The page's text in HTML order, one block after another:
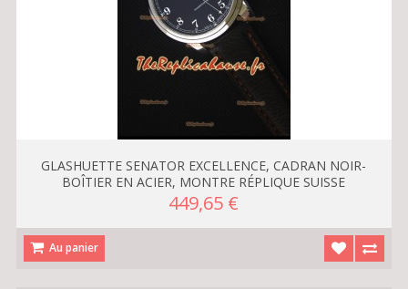
GLASHUETTE SENATOR EXCELLENCE, CADRAN NOIR-
BOÎTIER EN ACIER, MONTRE RÉPLIQUE SUISSE
449,65 €
Au panier